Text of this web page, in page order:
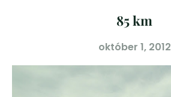
85 km
október 1, 2012